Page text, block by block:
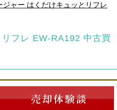
ャー はくだけキュッとリフレ
フレ EW-RA192 中古買